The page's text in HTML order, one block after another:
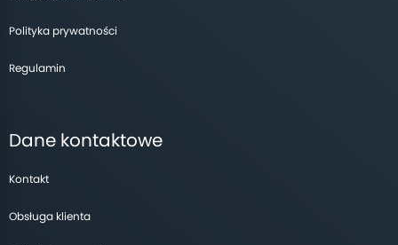
Polityka prywatności
Regulamin
Dane kontaktowe
Kontakt
Obsługa klienta